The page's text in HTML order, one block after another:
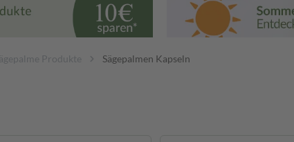
Produkte Sägepalmen Kapseln